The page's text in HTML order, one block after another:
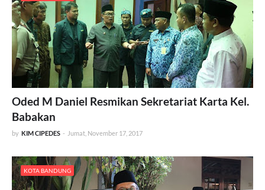
Oded M Daniel Resmikan Sekretariat Karta Kel.
Babakan
by KIM CIPEDES - Jumat, November 17, 2017
KOTA BANDUNG